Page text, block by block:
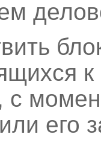
с
его